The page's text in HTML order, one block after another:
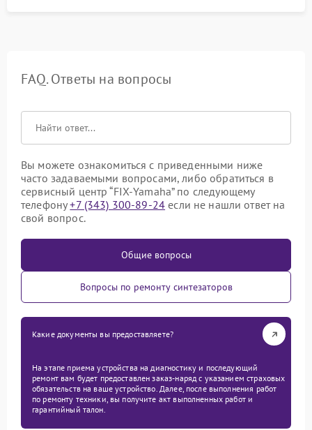
FAQ. Ответы на вопросы
Вы можете ознакомиться с приведенными ниже
часто задаваемыми вопросами, либо обратиться в
сервисный центр “FIX-Yamaha” по следующему
телефону+7 (343) 300-89-24 если не нашли ответ на
свой вопрос.
Общие вопросы
Вопросы по ремонту синтезаторов
Какие документы вы предоставляете?
На этапе приема устройства на диагностику и последующий
ремонт вам будет предоставлен заказ-наряд с указанием страховых
обязательств на ваше устройство. Далее, после выполнения работ
по ремонту техники, вы получите акт выполненных работ и
гарантийный талон.